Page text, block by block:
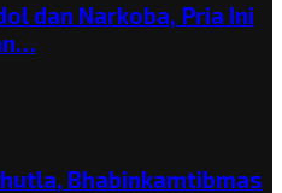
dan Narkoba, Pria Ini
Bhabinkamtibmas